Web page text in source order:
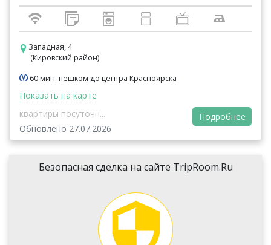
Западная, 4
(Кировский район)
60 мин. пешком до центра Красноярска
Показать на карте
квартиры посуточн...
Обновлено 27.07.2026
Подробнее
Безопасная сделка на сайте TripRoom.Ru